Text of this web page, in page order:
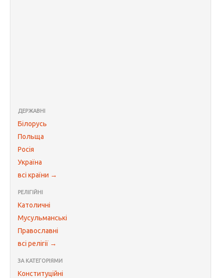
ДЕРЖАВНІ
Білорусь
Польща
Росія
Україна
всі країни →
РЕЛІГІЙНІ
Католичні
Мусульманські
Православні
всі релігії →
ЗА КАТЕГОРІЯМИ
Конституційні